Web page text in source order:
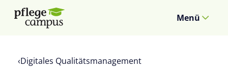
Menü
Digitales Qualitätsmanagement